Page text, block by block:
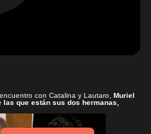
encuentro con Catalina y Lautaro, Muriel
que están sus dos hermanas,